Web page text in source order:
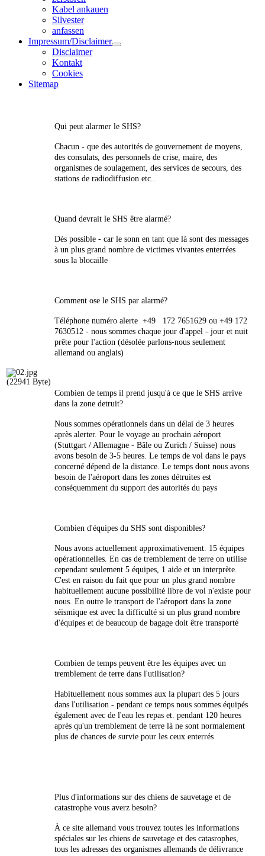
Kabel ankauen
Silvester
anfassen
Impressum/Disclaimer
Disclaimer
Kontakt
Cookies
Sitemap
Qui peut alarmer le SHS?
Chacun - que des autorités de gouvernement de moyens,
des consulats, des personnels de crise, maire, des
organismes de soulagement, des services de secours, des
stations de radiodiffusion etc..
Quand devrait le SHS être alarmé?
Dès possible - car le sonn en tant que là sont des messages
à un plus grand nombre de victimes vivantes enterrées
sous la blocaille
Comment ose le SHS par alarmé?
Téléphone numéro alerte +49 172 7651629 ou +49 172
7630512 - nous sommes chaque jour d'appel - jour et nuit
prête pour l'action (désolée parlons-nous seulement
allemand ou anglais)
Combien de temps il prend jusqu'à ce que le SHS arrive
dans la zone detruit?
Nous sommes opérationnels dans un délai de 3 heures
après alerter. Pour le voyage au prochain aéroport
(Stuttgart / Allemagne - Bâle ou Zurich / Suisse) nous
avons besoin de 3-5 heures. Le temps de vol dans le pays
concerné dépend de la distance. Le temps dont nous avons
besoin de l'aéroport dans les zones détruites est
conséquemment du support des autorités du pays
Combien d'équipes du SHS sont disponibles?
Nous avons actuellement approximativement. 15 équipes
opérationnelles. En cas de tremblement de terre on utilise
cependant seulement 5 équipes, 1 aide et un interprète.
C'est en raison du fait que pour un plus grand nombre
habituellement aucune possibilité libre de vol n'existe pour
nous. En outre le transport de l'aéroport dans la zone
séismique est avec la difficulté si un plus grand nombre
d'équipes et de beaucoup de bagage doit être transporté
Combien de temps peuvent être les équipes avec un
tremblement de terre dans l'utilisation?
Habituellement nous sommes aux la plupart des 5 jours
dans l'utilisation - pendant ce temps nous sommes équipés
également avec de l'eau les repas et. pendant 120 heures
après qu'un tremblement de terre là ne sont normalement
plus de chances de survie pour les ceux enterrés
Plus d'informations sur des chiens de sauvetage et de
catastrophe vous averz besoin?
À ce site allemand vous trouvez toutes les informations
spéciales sur les chiens de sauvetage et des catasrophes,
tous les adresses des organismes allemands de délivrance